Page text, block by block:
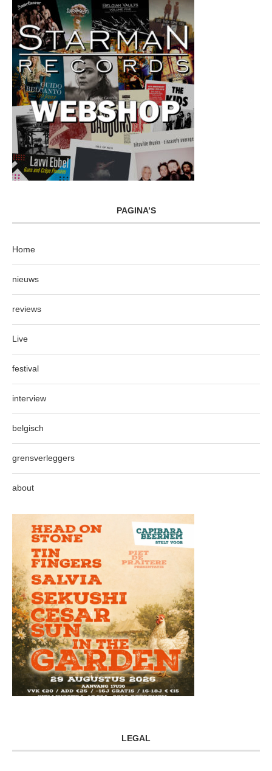
PAGINA’S
Home
nieuws
reviews
Live
festival
interview
belgisch
grensverleggers
about
LEGAL